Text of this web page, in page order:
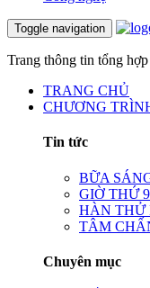
Toggle navigation
Trang thông tin tổng
TRANG CHỦ
CHƯƠNG
Tin tức
BỮA
GIỜ THỨ 9
HÀN THỬ
TÂM
Chuyên mục